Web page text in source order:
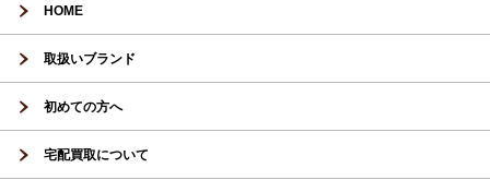
HOME
取扱いブランド
初めての方へ
宅配買取について